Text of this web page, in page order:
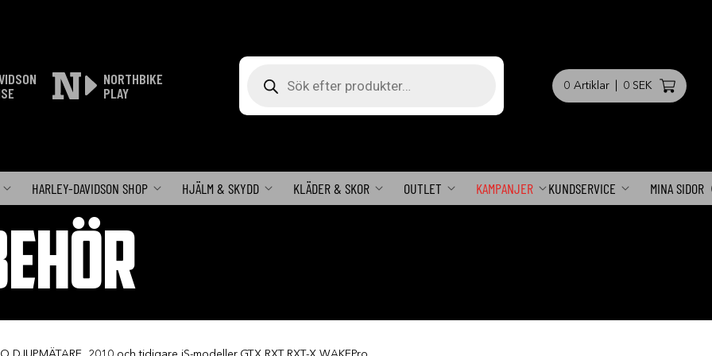
NORTHBIKE
PLAY
0 Artiklar 0 SEK
HARLEY-DAVIDSON SHOP HJÄLM & SKYDD KLÄDER & SKOR OUTLET KAMPANJER KUNDSERVICE MINA SIDOR